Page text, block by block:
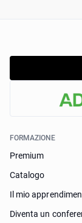
FORMAZIONE
Premium
Catalogo
Il mio
Diventa un